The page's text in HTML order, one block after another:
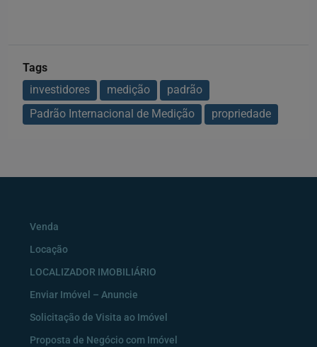
Tags
investidores
medição
padrão
Padrão Internacional de Medição
propriedade
Venda
Locação
LOCALIZADOR IMOBILIÁRIO
Enviar Imóvel – Anuncie
Solicitação de Visita ao Imóvel
Proposta de Negócio com Imóvel